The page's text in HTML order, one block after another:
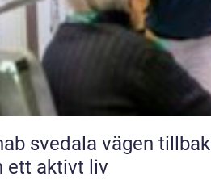
vägen tillbaka till vardag, arbete
ett aktivt liv